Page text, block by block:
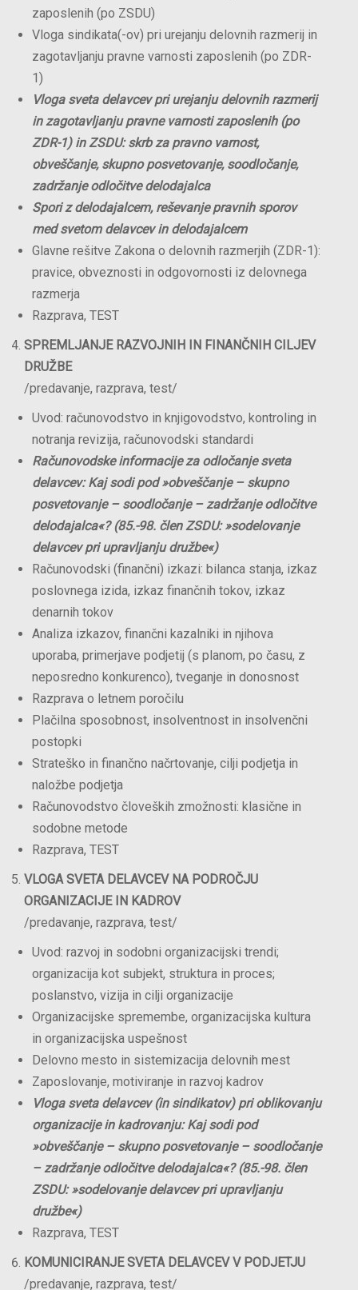
zaposlenih (po ZSDU)
Vloga sindikata(-ov) pri urejanju delovnih razmerij in
zagotavljanju pravne varnosti zaposlenih (po ZDR-
1)
Vloga sveta delavcev pri urejanju delovnih razmerij
in zagotavljanju pravne varnosti zaposlenih (po
ZDR-1) in ZSDU: skrb za pravno varnost,
obveščanje, skupno posvetovanje, soodločanje,
zadržanje odločitve delodajalca
Spori z delodajalcem, reševanje pravnih sporov
med svetom delavcev in delodajalcem
Glavne rešitve Zakona o delovnih razmerjih (ZDR-1):
pravice, obveznosti in odgovornosti iz delovnega
razmerja
Razprava, TEST
SPREMLJANJE RAZVOJNIH IN FINANČNIH CILJEV
DRUŽBE
/predavanje, razprava, test/
Uvod: računovodstvo in knjigovodstvo, kontroling in
notranja revizija, računovodski standardi
Računovodske informacije za odločanje sveta
delavcev: Kaj sodi pod »obveščanje– skupno
posvetovanje – soodločanje – zadržanje odločitve
delodajalca«? (85.-98. člen ZSDU: »sodelovanje
delavcev pri upravljanju družbe«)
Računovodski (finančni) izkazi: bilanca stanja, izkaz
poslovnega izida, izkaz finančnih tokov, izkaz
denarnih tokov
Analiza izkazov, finančni kazalniki in njihova
uporaba, primerjave podjetij (s planom, po času, z
neposredno konkurenco), tveganje in donosnost
Razprava o letnem poročilu
Plačilna sposobnost, insolventnost in insolvenčni
postopki
Strateško in finančno načrtovanje, cilji podjetja in
naložbe podjetja
Računovodstvo človeških zmožnosti: klasične in
sodobne metode
Razprava, TEST
VLOGA SVETA DELAVCEV NA PODROČJU
ORGANIZACIJE IN KADROV
/predavanje, razprava, test/
Uvod: razvoj in sodobni organizacijski trendi;
organizacija kot subjekt, struktura in proces;
poslanstvo, vizija in cilji organizacije
Organizacijske spremembe, organizacijska kultura
in organizacijska uspešnost
Delovno mesto in sistemizacija delovnih mest
Zaposlovanje, motiviranje in razvoj kadrov
Vloga sveta delavcev (in sindikatov) pri oblikovanju
organizacije in kadrovanju: Kaj sodi pod
»obveščanje – skupno posvetovanje – soodločanje
– zadržanje odločitve delodajalca«? (85.-98. člen
ZSDU: »sodelovanje delavcev pri upravljanju
družbe«)
Razprava, TEST
KOMUNICIRANJE SVETA DELAVCEV V PODJETJU
/predavanje, razprava, test/